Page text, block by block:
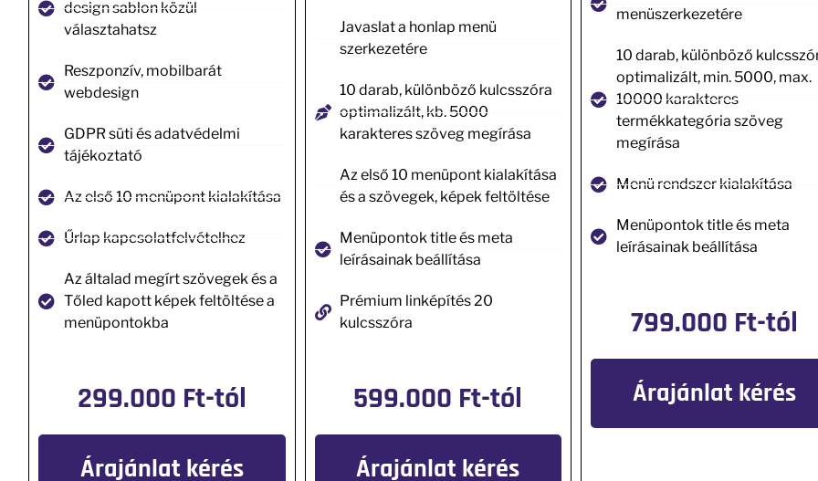
design sablon közül
választahatsz
Reszponzív, mobilbarát
webdesign
GDPR süti és adatvédelmi
tájékoztató
Az első 10 menüpont kialakítása
Űrlap kapcsolatfelvételhez
Az általad megírt szövegek és a
Tőled kapott képek feltöltése a
menüpontokba
299.000 Ft-tól
Árajánlat kérés
Javaslat a honlap menü
szerkezetére
10 darab, különböző kulcsszóra
optimalizált, kb. 5000
karakteres szöveg megírása
Az első 10 menüpont kialakítása
és a szövegek, képek feltöltése
Menüpontok title és meta
leírásainak beállítása
Prémium linképítés 20
kulcsszóra
599.000 Ft-tól
Árajánlat kérés
menüszerkezetére
10 darab, különböző
optimalizált, min. 5000, max.
10000 karakteres
termékkategória szöveg
megírása
Menü rendszer kialakítása
Menüpontok title és meta
leírásainak beállítása
799.000 Ft-tól
Árajánlat kérés